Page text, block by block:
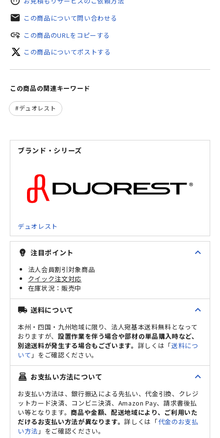
mail この商品について問い合わせる
add_link この商品のURLをコピーする
この商品についてポストする
この商品の関連キーワード
デュオレスト
ブランド・シリーズ
デュオレスト
emoji_objects 注目ポイント expand_less
法人会員割引対象商品
クイック注文対応
販売中
local_shipping 送料について expand_less
本州・四国・九州地域に限り、法人宛基本送料無料となって
おりますが、 設置作業を伴う場合や部材の単品購入時など、
別途送料が発生する場合もございます。 詳しくは「送料につ
いて 」をご確認ください。
point_of_sale お支払い方法について expand_less
お支払い方法は、銀行振込による先払い、代金引換、クレジ
ットカード決済、コンビニ決済、Amazon Pay、請求書後払
い等となります。商品や金額、配送地域により、ご利用いた
だけるお支払い方法が異なります。詳しくは「代金のお支払
い方法 」をご確認ください。